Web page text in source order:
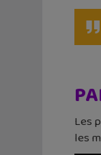
Les
les